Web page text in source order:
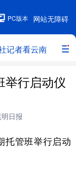
网站无障碍
PC版本
记者看云南 政务
本网原创
教育
举行启动仪
日报
托管班举行启动